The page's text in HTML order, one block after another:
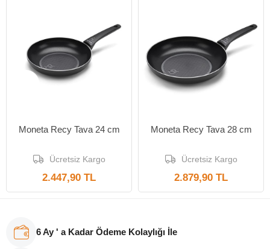
Moneta Recy Tava 24 cm
Ücretsiz Kargo
2.447,90 TL
Moneta Recy Tava 28 cm
Ücretsiz Kargo
2.879,90 TL
6 Ay ' a Kadar Ödeme Kolaylığı İle